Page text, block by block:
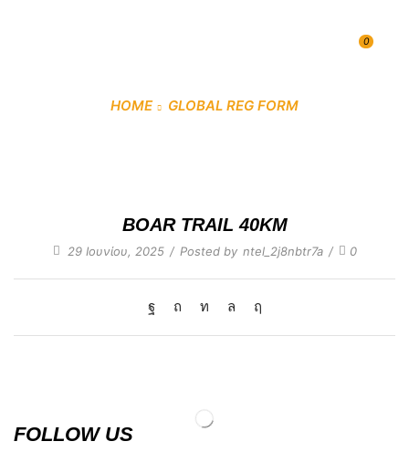
0
HOME GLOBAL REG FORM
BOAR TRAIL 40KM
29 Ιουνίου, 2025 / Posted by ntel_2j8nbtr7a / 0
FOLLOW US